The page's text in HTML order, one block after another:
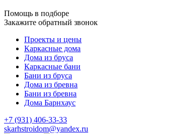
Помощь в подборе
Закажите обратный звонок
Проекты и цены
Каркасные дома
Дома из бруса
Каркасные бани
Бани из бруса
Дома из бревна
Бани из бревна
Дома Барнхаус
+7 (931) 406-33-33
skarhstroidom@yandex.ru